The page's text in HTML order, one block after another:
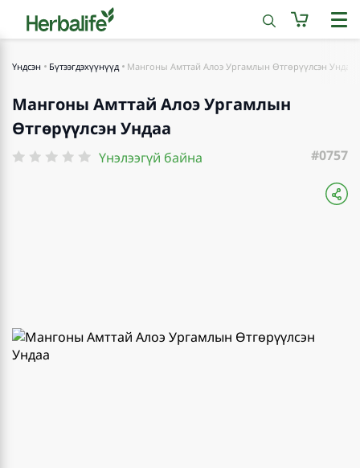
Үндсэн Бүтээгдэхүүнүүд Мангоны Амттай Алоэ Ургамлын Өтгөрүүлсэн Ундаа
Мангоны Амттай Алоэ Ургамлын
Өтгөрүүлсэн Ундаа
Үнэлээгүй байна #0757